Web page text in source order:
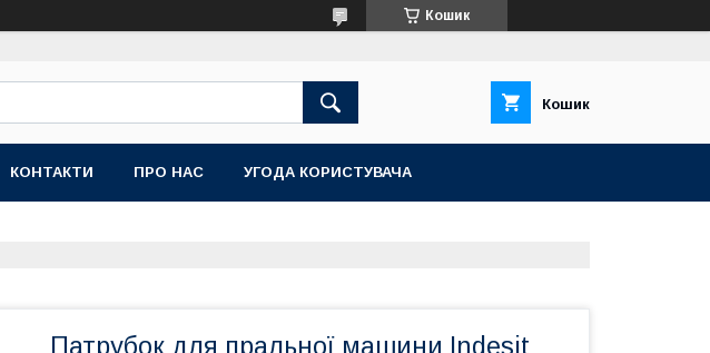
Кошик
Кошик
КОНТАКТИ ПРО НАС УГОДА КОРИСТУВАЧА
Патрубок для пральної машини Indesit